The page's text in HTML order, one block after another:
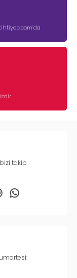
takip